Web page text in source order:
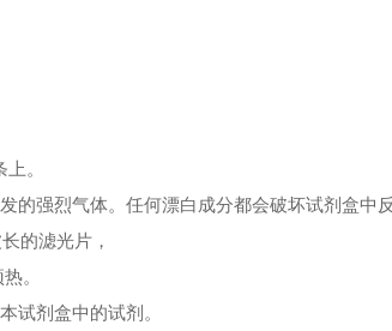
。
的强烈气体。任何漂白成分都会破坏试剂盒中
的滤光片，
。
试剂盒中的试剂。